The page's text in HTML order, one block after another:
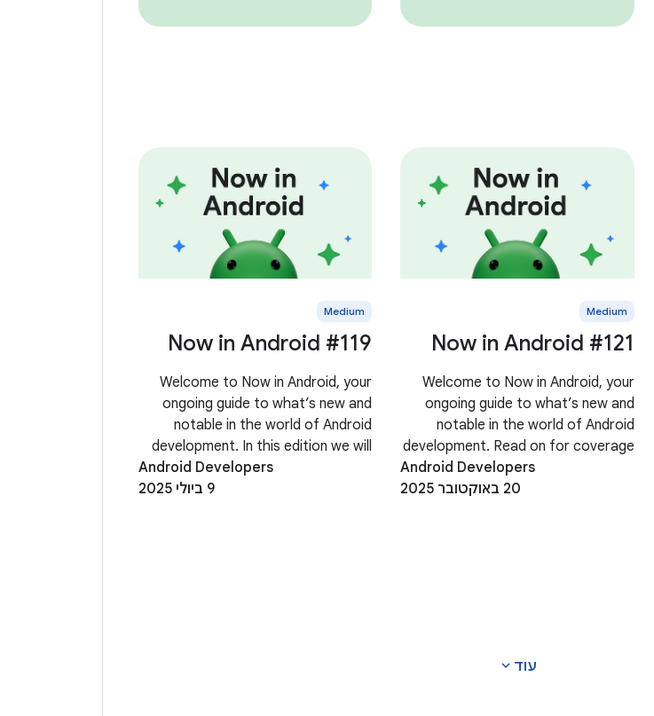
Medium
Now in Android #121
Welcome to Now in Android, your
ongoing guide to what’s new and
notable in the world of Android
development. Read on for coverage
of Android 16 QPR2 beta 1, the
Android Studio Narwhal feature
Android Developers
20 באוקטובר 2025
Medium
Now in Android #119
Welcome to Now in Android, your
ongoing guide to what’s new and
notable in the world of Android
development. In this edition we will
cover Android 16, Desktop
Experiences, Adaptive Apps, Testing
Android Developers
9 ביולי 2025
עוד expand_more